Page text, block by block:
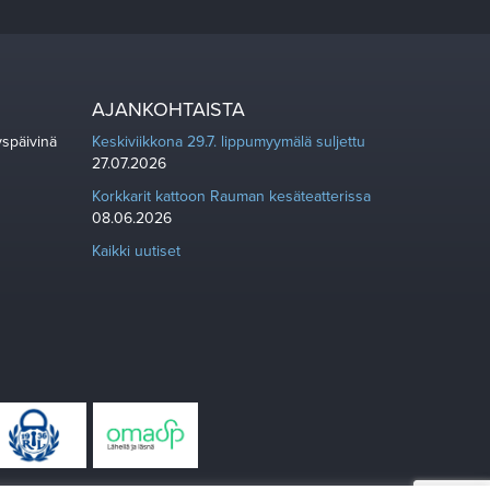
AJANKOHTAISTA
Keskiviikkona 29.7. lippumyymälä suljettu
27.07.2026
Korkkarit kattoon Rauman kesäteatterissa
08.06.2026
Kaikki uutiset